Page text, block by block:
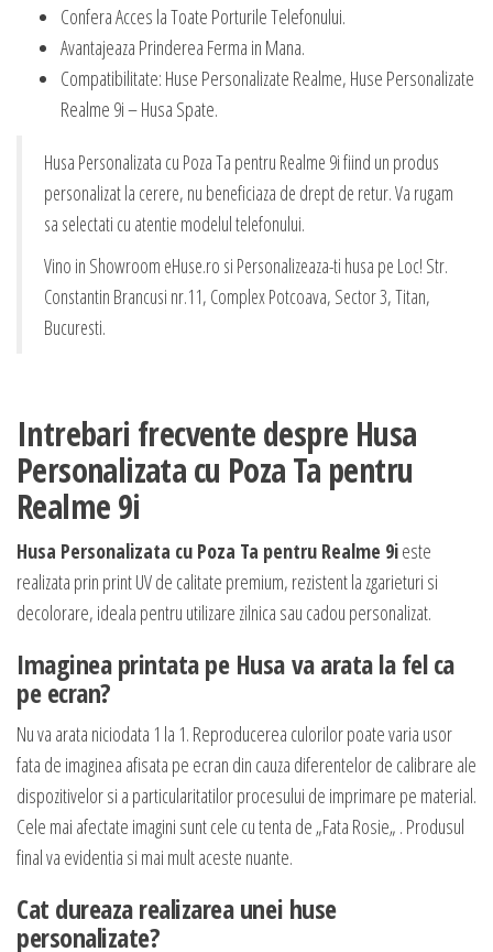
Confera Acces la Toate Porturile Telefonului.
Avantajeaza Prinderea Ferma in Mana.
Compatibilitate: Huse Personalizate Realme, Huse Personalizate
Realme 9i – Husa Spate.
Husa Personalizata cu Poza Ta pentru Realme 9i fiind un produs
personalizat la cerere, nu beneficiaza de drept de retur. Va rugam
sa selectati cu atentie modelul telefonului.
Vino in Showroom eHuse.ro si Personalizeaza-ti husa pe Loc! Str.
Constantin Brancusi nr.11, Complex Potcoava, Sector 3, Titan,
Bucuresti.
Intrebari frecvente despre Husa
Personalizata cu Poza Ta pentru
Realme 9i
Husa Personalizata cu Poza Ta pentru Realme 9ieste
realizata prin print UV de calitate premium, rezistent la zgarieturi si
decolorare, ideala pentru utilizare zilnica sau cadou personalizat.
Imaginea printata pe Husa va arata la fel ca
pe ecran?
Nu va arata niciodata 1 la 1. Reproducerea culorilor poate varia usor
fata de imaginea afisata pe ecran din cauza diferentelor de calibrare ale
dispozitivelor si a particularitatilor procesului de imprimare pe material.
Cele mai afectate imagini sunt cele cu tenta de „Fata Rosie„ . Produsul
final va evidentia si mai mult aceste nuante.
Cat dureaza realizarea unei huse
personalizate?